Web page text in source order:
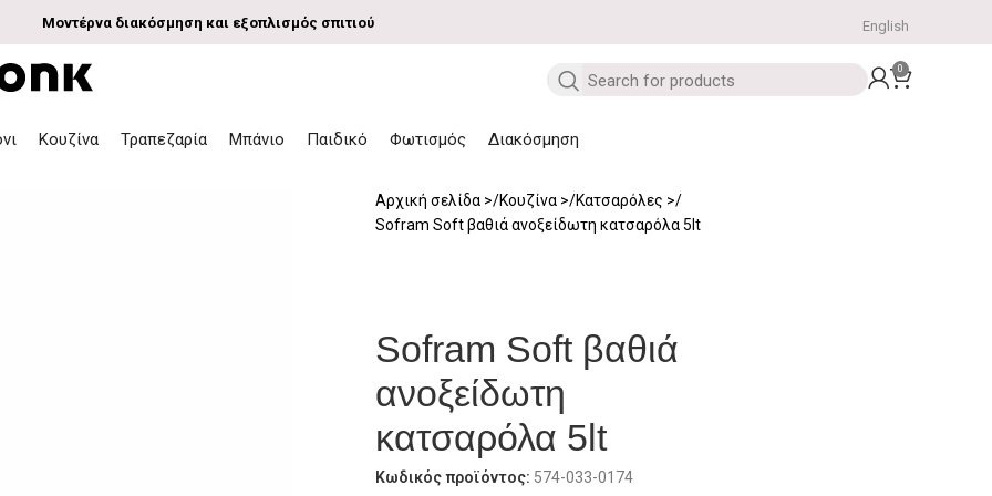
Μοντέρνα διακόσμηση και εξοπλισμός σπιτιού English
0
Κουζίνα Τραπεζαρία Μπάνιο Παιδικό Φωτισμός Διακόσμηση
Αρχική σελίδα Κουζίνα
Κατσαρόλες
Sofram Soft βαθιά ανοξείδωτη κατσαρόλα 5lt
Sofram Soft βαθιά
ανοξείδωτη
κατσαρόλα 5lt
Κωδικός προϊόντος: 574-033-0174